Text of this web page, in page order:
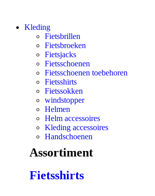
Kleding
Fietsbrillen
Fietsbroeken
Fietsjacks
Fietsschoenen
Fietsschoenen toebehoren
Fietsshirts
Fietssokken
windstopper
Helmen
Helm accessoires
Kleding accessoires
Handschoenen
Assortiment
Fietsshirts